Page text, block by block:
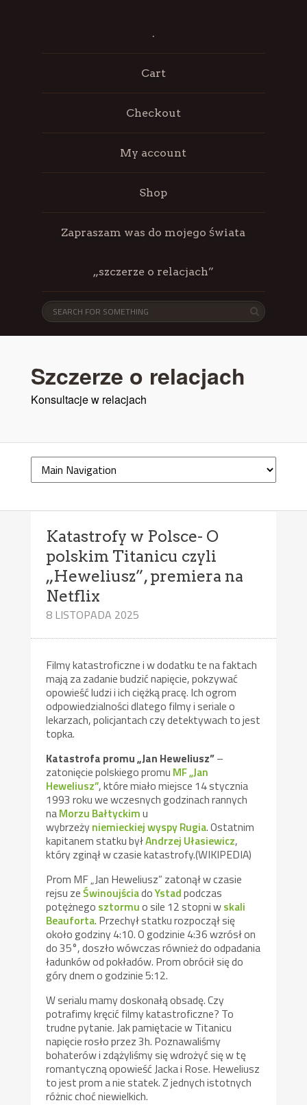
.
Cart
Checkout
My account
Shop
Zapraszam was do mojego świata
„szczerze o relacjach”
Szczerze o relacjach
Konsultacje w relacjach
Katastrofy w Polsce- O
polskim Titanicu czyli
„Heweliusz”, premiera na
Netflix
8 LISTOPADA 2025
Filmy katastroficzne i w dodatku te na faktach
mają za zadanie budzić napięcie, pokzywać
opowieść ludzi i ich ciężką pracę. Ich ogrom
odpowiedzialności dlatego filmy i seriale o
lekarzach, policjantach czy detektywach to jest
topka.
Katastrofa promu „Jan Heweliusz”–
zatonięcie polskiego promu MF „Jan
Heweliusz”, które miało miejsce 14 stycznia
1993 roku we wczesnych godzinach rannych
naMorzu Bałtyckimu
wybrzeży niemieckiejwyspyRugia. Ostatnim
kapitanem statku byłAndrzej Ułasiewicz,
który zginął w czasie katastrofy.(WIKIPEDIA)
Prom MF „Jan Heweliusz” zatonął w czasie
rejsu zeŚwinoujściadoYstadpodczas
potężnego sztormuo sile 12 stopni wskali
Beauforta. Przechył statku rozpoczął się
około godziny 4:10. O godzinie 4:36 wzrósł on
do 35°, doszło wówczas również do odpadania
ładunków od pokładów. Prom obrócił się do
góry dnem o godzinie 5:12.
W serialu mamy doskonałą obsadę. Czy
potrafimy kręcić filmy katastroficzne? To
trudne pytanie. Jak pamiętacie w Titanicu
napięcie rosło przez 3h. Poznawaliśmy
bohaterów i zdążyliśmy się wdrożyć się w tę
romantyczną opowieść Jacka i Rose. Heweliusz
to jest prom a nie statek. Z jednych istotnych
różnic choć niewielkich.